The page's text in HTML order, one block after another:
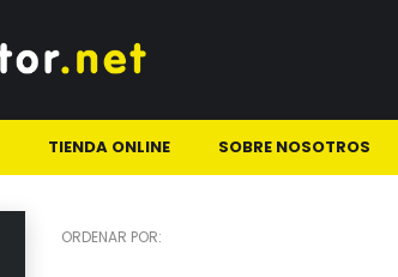
TIENDA ONLINE SOBRE NOSOTROS
ORDENAR POR: